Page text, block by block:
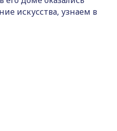
искусства, узнаем в